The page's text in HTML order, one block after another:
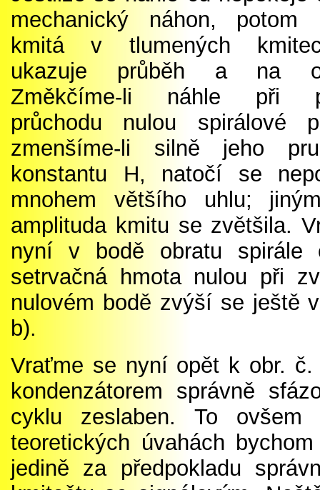
mechanický náhon, potom
kmitá v tlumených
ukazuje průběh a na
Změkčíme-li náhle při
průchodu nulou spirálové
zmenšíme-li silně jeho
konstantu H, natočí se
mnohem většího uhlu;
amplituda kmitu se zvětšila.
nyní v bodě obratu spirále
setrvačná hmota nulou při
nulovém bodě zvýší se ještě
b).
Vraťme se nyní opět k obr. č.
kondenzátorem správně
cyklu zeslaben. To ovšem
teoretických úvahách
jedině za předpokladu